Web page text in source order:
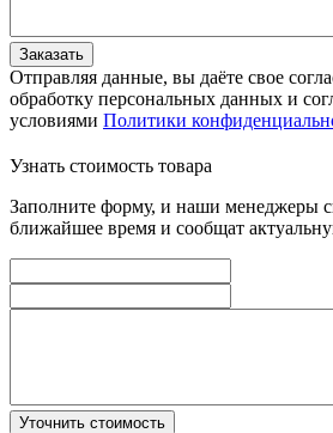
Заказать
Отправляя данные, вы даёте свое
обработку персональных данных и
условиями Политики
Узнать стоимость товара
Заполните форму, и наши менеджеры
ближайшее время и сообщат
Уточнить стоимость